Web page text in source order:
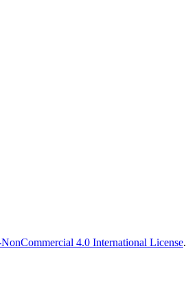
4.0 International License.